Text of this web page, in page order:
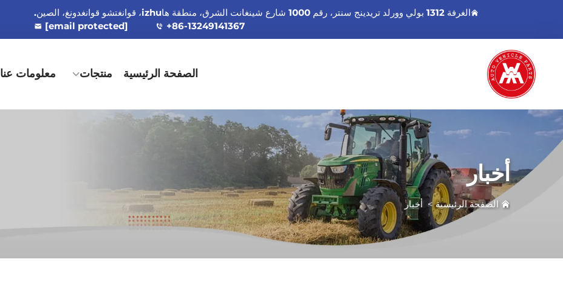
الغرفة 1312 بولي وورلد تريدينج سنتر، رقم 1000 شارع شينغانت الشرق، منطقة هاizhu، قوانغتشو قوانغدونغ، الصين.
+86-13249141367
[email protected]
الصفحة الرئيسية منتجات معلومات عنا
أخبار
الصفحة الرئيسية> أخبار